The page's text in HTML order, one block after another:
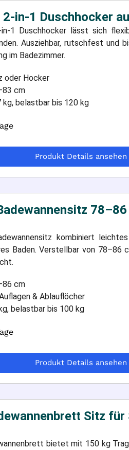
2-in-1 Duschhocker
in-1 Duschhocker lässt sich
Ausziehbar, rutschfest
im Badezimmer.
oder Hocker
cm
belastbar bis 120 kg
Produkt Details ansehen
kombiniert
Baden. Verstellbar von
cm
& Ablauflöcher
belastbar bis 100 kg
Produkt Details ansehen
Sitz für
bietet mit 150 kg